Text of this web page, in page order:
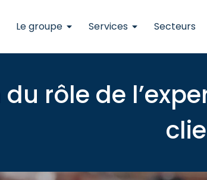
Le groupe Services Secteurs
du rôle de